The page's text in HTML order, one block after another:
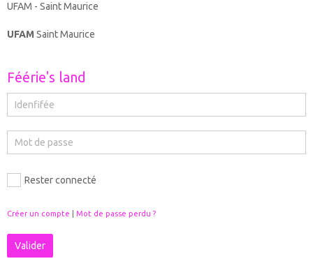
UFAM - Saint Maurice
UFAM Saint Maurice
Féérie's land
Rester connecté
Créer un compte Mot de passe perdu ?
Valider